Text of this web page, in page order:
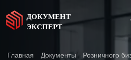
ДОКУМЕНТ
ЭКСПЕРТ
Главная Документы Розничного